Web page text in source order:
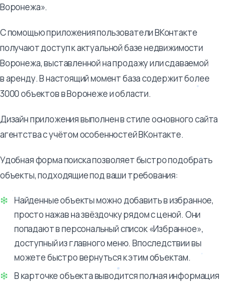
Воронежа».
С помощью приложения пользователи ВКонтакте
получают доступ к актуальной базе недвижимости
Воронежа, выставленной на продажу или сдаваемой
в аренду. В настоящий момент база содержит более
3000 объектов в Воронеже и области.
Дизайн приложения выполнен в стиле основного сайта
агентства с учётом особенностей ВКонтакте.
Удобная форма поиска позволяет быстро подобрать
объекты, подходящие под ваши требования:
Найденные объекты можно добавить в избранное,
просто нажав на звёздочку рядом с ценой. Они
попадают в персональный список «Избранное»,
доступный из главного меню. Впоследствии вы
можете быстро вернуться к этим объектам.
В карточке объекта выводится полная информация